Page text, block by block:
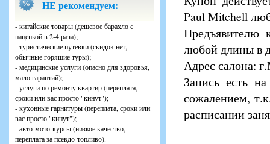
НЕ рекомендуем:
- китайские товары (дешевое барахло с
наценкой в 2-4 раза);
- туристические путевки (скидок нет,
обычные горящие туры);
- медицинские услуги (опасно для здоровья,
мало гарантий);
- услуги по ремонту квартир (переплата,
сроки или вас просто "кинут");
- кухонные гарнитуры (переплата, сроки или
вас просто "кинут");
- авто-мото-курсы (низкое качество,
переплата за псевдо-топливо).
Paul Mitchell
Предъявителю
любой длины в
Адрес салона:
Запись есть
сожалением,
расписании